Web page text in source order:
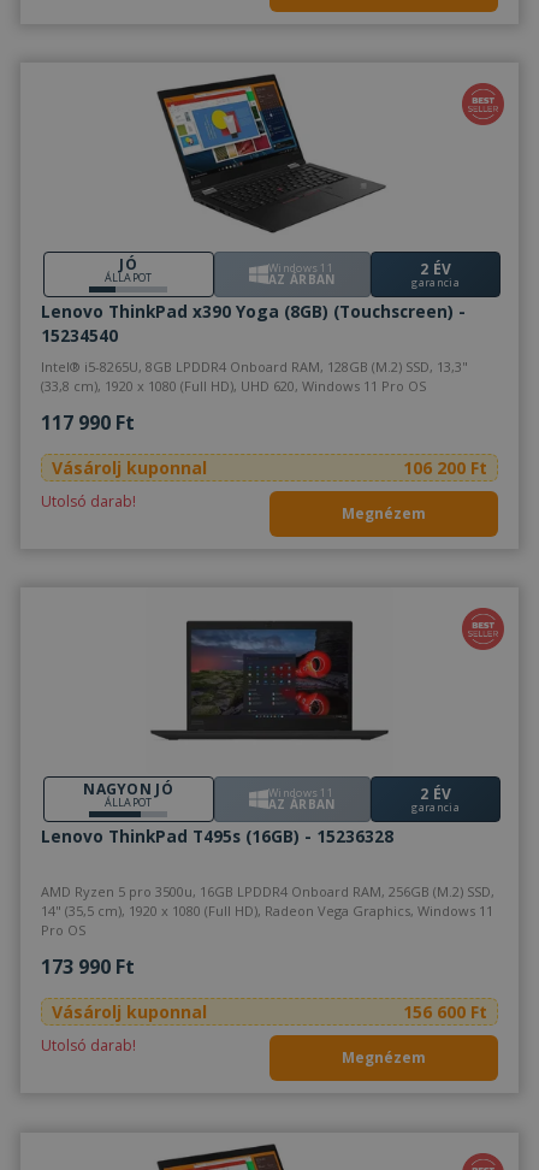
JÓ
ÁLLAPOT
Windows 11
AZ ÁRBAN 2 ÉV
garancia
Lenovo ThinkPad x390 Yoga (8GB) (Touchscreen) -
15234540
Intel® i5-8265U, 8GB LPDDR4 Onboard RAM, 128GB (M.2) SSD, 13,3"
(33,8 cm), 1920 x 1080 (Full HD), UHD 620, Windows 11 Pro OS
117 990 Ft
Vásárolj kuponnal 106 200 Ft
Utolsó darab!
Megnézem
NAGYON JÓ
ÁLLAPOT
Windows 11
AZ ÁRBAN 2 ÉV
garancia
Lenovo ThinkPad T495s (16GB) - 15236328
AMD Ryzen 5 pro 3500u, 16GB LPDDR4 Onboard RAM, 256GB (M.2) SSD,
14" (35,5 cm), 1920 x 1080 (Full HD), Radeon Vega Graphics, Windows 11
Pro OS
173 990 Ft
Vásárolj kuponnal 156 600 Ft
Utolsó darab!
Megnézem